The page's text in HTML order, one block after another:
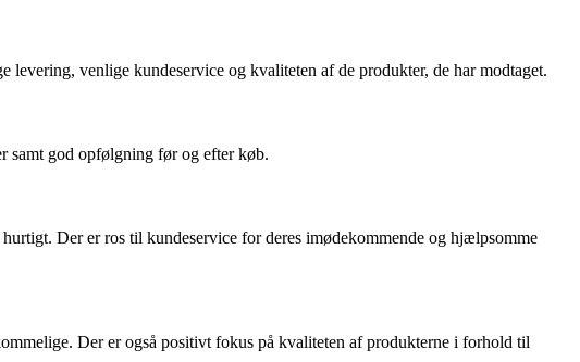
venlige kundeservice og kvaliteten af de produkter, de har modtaget.
samt god opfølgning før og efter køb.
Der er ros til kundeservice for deres imødekommende og hjælpsomme
Der er også positivt fokus på kvaliteten af produkterne i forhold til